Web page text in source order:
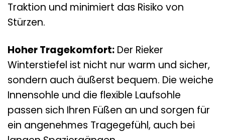
Traktion und minimiert das Risiko von
Stürzen.
Hoher Tragekomfort: Der Rieker
Winterstiefel ist nicht nur warm und sicher,
sondern auch äußerst bequem. Die weiche
Innensohle und die flexible Laufsohle
passen sich Ihren Füßen an und sorgen für
ein angenehmes Tragegefühl, auch bei